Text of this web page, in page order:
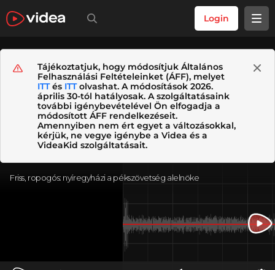
Login
Tájékoztatjuk, hogy módosítjuk Általános
Felhasználási Feltételeinket (ÁFF), melyet
ITTés ITTolvashat. A módosítások 2026.
április 30-tól hatályosak. A szolgáltatásaink
további igénybevételével Ön elfogadja a
módosított ÁFF rendelkezéseit.
Amennyiben nem ért egyet a változásokkal,
kérjük, ne vegye igénybe a Videa és a
VideaKid szolgáltatásait.